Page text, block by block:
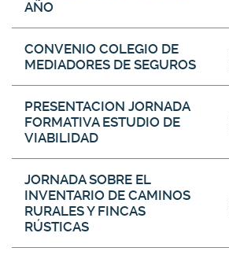
AÑO
CONVENIO COLEGIO DE
MEDIADORES DE SEGUROS
PRESENTACION JORNADA
FORMATIVA ESTUDIO DE
VIABILIDAD
JORNADA SOBRE EL
INVENTARIO DE CAMINOS
RURALES Y FINCAS
RÚSTICAS